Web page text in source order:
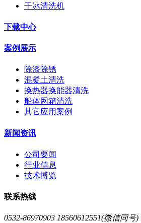
干冰清洗机
下载中心
案例展示
除漆除锈
混凝土清洗
换热器换能器清洗
船体网箱清洗
其它应用案例
新闻资讯
公司要闻
行业信息
技术博览
联系热线
0532-86970903 18560612551(微信同号